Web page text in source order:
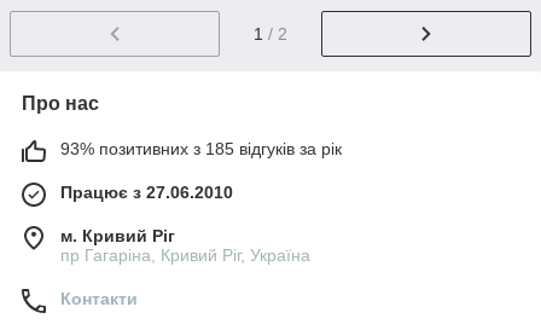
1 / 2
Про нас
93% позитивних з 185 відгуків за рік
Працює з 27.06.2010
м. Кривий Ріг
пр Гагаріна, Кривий Ріг, Україна
Контакти